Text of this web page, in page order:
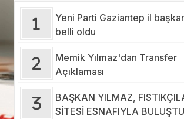
Yeni Parti Gaziantep il
belli oldu
Memik Yılmaz'dan Transfer
Açıklaması
BAŞKAN YILMAZ,
SİTESİ ESNAFIYLA BULUŞTU